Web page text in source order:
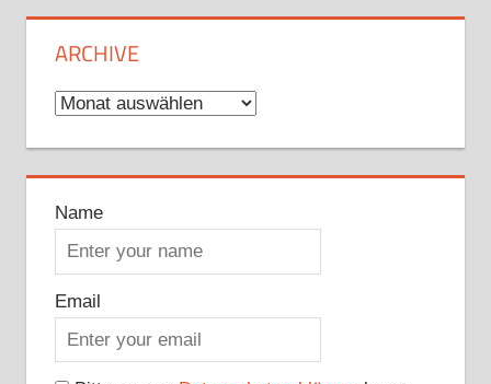
ARCHIVE
Archive
Name
Email